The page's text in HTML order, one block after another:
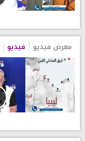
معرض فيديو فيديو